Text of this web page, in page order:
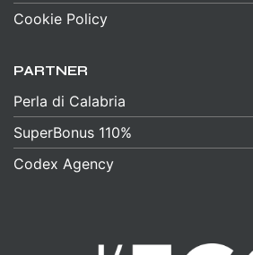
Cookie Policy
PARTNER
Perla di Calabria
SuperBonus 110%
Codex Agency